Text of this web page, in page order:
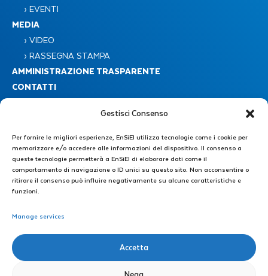
Gestisci Consenso
Per fornire le migliori esperienze, EnSiEl utilizza tecnologie come i cookie per
memorizzare e/o accedere alle informazioni del dispositivo. Il consenso a
queste tecnologie permetterà a EnSiEl di elaborare dati come il
comportamento di navigazione o ID unici su questo sito. Non acconsentire o
ritirare il consenso può influire negativamente su alcune caratteristiche e
funzioni.
Manage services
Accetta
Nega
› EVENTI
MEDIA
› VIDEO
› RASSEGNA STAMPA
AMMINISTRAZIONE TRASPARENTE
CONTATTI
Consorzio Nazionale Interuniversitario EnSiEL
Piazzale Tecchio 80 – 80125 Napoli
Segreteria Amministrativa : +39 0776 299 3639 – +39 339 4606446
E-mail: direzione@consorzioensiel.it – segreteria@consorzioensiel.it
PEC: ensiel@certipec.it
Segreteria Tecnica di Direzione: +39 3298622874
E-mail: segreteriatecnica@consorzioensiel.it